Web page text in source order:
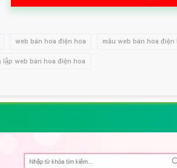
web bán hoa điện hoa mẫu web bán hoa điện
lập web bán hoa điện hoa